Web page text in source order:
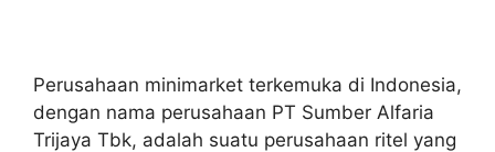
Perusahaan minimarket terkemuka di Indonesia,
dengan nama perusahaan PT Sumber Alfaria
Trijaya Tbk, adalah suatu perusahaan ritel yang